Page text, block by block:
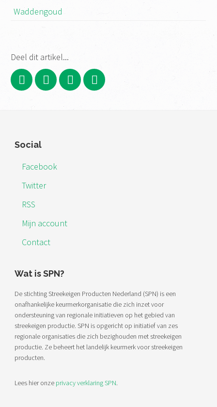
Waddengoud
Deel dit artikel...
Footer
Social
Facebook
Twitter
RSS
Mijn account
Contact
Wat is SPN?
De stichting Streekeigen Producten Nederland (SPN) is een
onafhankelijke keurmerkorganisatie die zich inzet voor
ondersteuning van regionale initiatieven op het gebied van
streekeigen productie. SPN is opgericht op initiatief van zes
regionale organisaties die zich bezighouden met streekeigen
productie. Ze beheert het landelijk keurmerk voor streekeigen
producten.
Lees hier onze privacy verklaring SPN.